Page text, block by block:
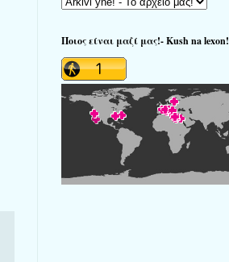
Ποιος είναι μαζί μας!- Kush na lexon!